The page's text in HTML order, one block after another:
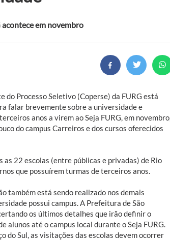
acontece em novembro
do Processo Seletivo (Coperse) da FURG está
falar brevemente sobre a universidade e
anos a virem ao Seja FURG, em novembro,
do campus Carreiros e dos cursos oferecidos
as 22 escolas (entre públicas e privadas) de Rio
que possuírem turmas de terceiros anos.
também está sendo realizado nos demais
possui campus. A Prefeitura de São
os últimos detalhes que irão definir o
alunos até o campus local durante o Seja FURG.
do Sul, as visitações das escolas devem ocorrer